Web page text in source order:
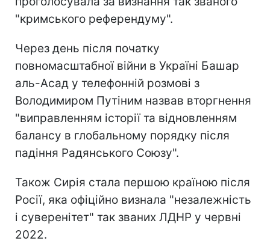
"кримського референдуму".
Через день після початку
повномасштабної війни в Україні Башар
аль-Асад у телефонній розмові з
Володимиром Путіним назвав вторгнення
"виправленням історії та відновленням
балансу в глобальному порядку після
падіння Радянського Союзу".
Також Сирія стала першою країною після
Росії, яка офіційно визнала "незалежність
і суверенітет" так званих ЛДНР у червні
2022.